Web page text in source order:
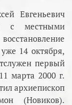
Евгеньевич
с местными
14 октября,
первый
марта 2000 г.
архиепископ
(Новиков).